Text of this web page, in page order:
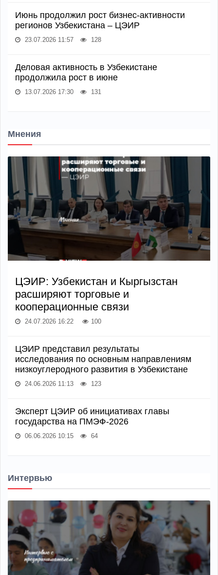
Июнь продолжил рост бизнес-активности
регионов Узбекистана – ЦЭИР
23.07.2026 11:57 128
Деловая активность в Узбекистане
продолжила рост в июне
13.07.2026 17:30 131
Мнения
ЦЭИР: Узбекистан и Кыргызстан
расширяют торговые и
кооперационные связи
24.07.2026 16:22 100
ЦЭИР представил результаты
исследования по основным направлениям
низкоуглеродного развития в Узбекистане
24.06.2026 11:13 123
Эксперт ЦЭИР об инициативах главы
государства на ПМЭФ-2026
06.06.2026 10:15 64
Интервью